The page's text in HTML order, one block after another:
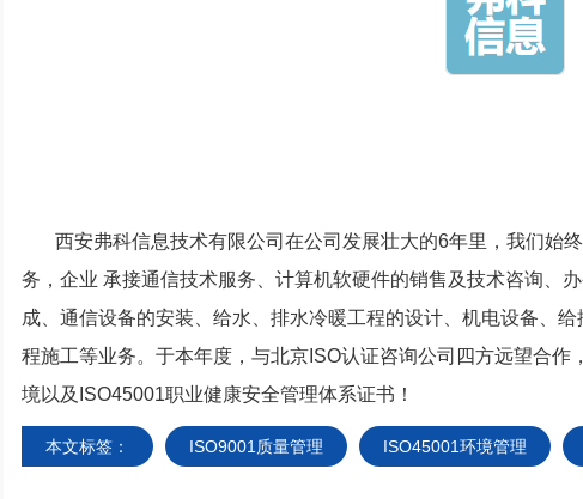
西安弗科信息技术有限公司在公司发展壮大的6年里，我们始
务，企业 承接通信技术服务、计算机软硬件的销售及技术咨询、
成、通信设备的安装、给水、排水冷暖工程的设计、机电设备、
程施工等业务。于本年度，与北京ISO认证咨询公司四方远望合
境以及ISO45001职业健康安全管理体系证书！
本文标签： ISO9001质量管理 ISO45001环境管理